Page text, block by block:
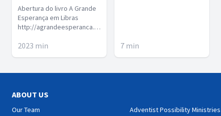
Abertura do livro A Grande
Esperança em Libras
http://agrandeesperanca.com.br/
2023 min 7 min
ABOUT US
Our Team
Adventist Possibility Ministries